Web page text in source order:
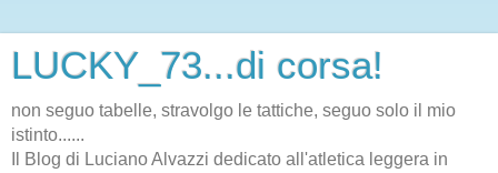
LUCKY_73...di corsa!
non seguo tabelle, stravolgo le tattiche, seguo solo il mio
istinto......
Il Blog di Luciano Alvazzi dedicato all'atletica leggera in